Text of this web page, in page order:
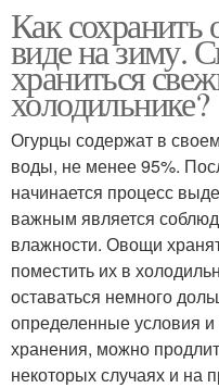
Как
виде на зиму.
храниться
холодильнике?
Огурцы содержат в
воды, не менее 95%.
начинается процесс
важным является
влажности. Овощи
поместить их в
оставаться немного
определенные условия
хранения, можно
некоторых случаях и на